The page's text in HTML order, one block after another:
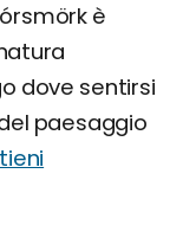
è
dove sentirsi
paesaggio